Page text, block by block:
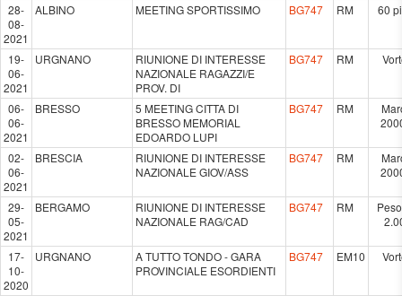
28-
08-
2021
ALBINO MEETING SPORTISSIMO BG747 RM 60
19-
06-
2021
URGNANO
RIUNIONE DI INTERESSE
NAZIONALE RAGAZZI/E
PROV. DI
BG747 RM
06-
06-
2021
BRESSO
5 MEETING CITTA DI
BRESSO MEMORIAL
EDOARDO LUPI
BG747 RM
02-
06-
2021
BRESCIA
RIUNIONE DI INTERESSE
NAZIONALE GIOV/ASS
BG747 RM
29-
05-
2021
BERGAMO
RIUNIONE DI INTERESSE
NAZIONALE RAG/CAD
BG747 RM
17-
10-
2020
URGNANO
A TUTTO TONDO - GARA
PROVINCIALE ESORDIENTI
BG747 EM10